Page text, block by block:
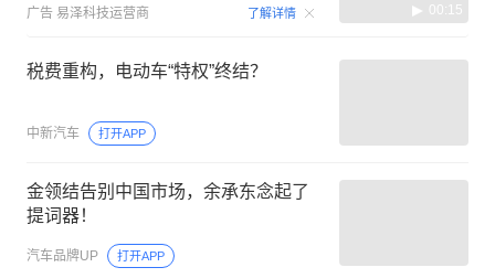
广告 易泽科技运营商 了解详情 00:15
税费重构，电动车“特权”终结？
中新汽车 打开APP
金领结告别中国市场，余承东念起了
提词器！
汽车品牌UP 打开APP